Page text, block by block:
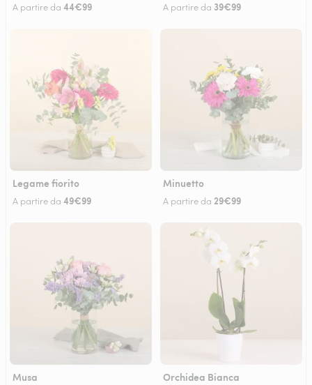
A partire da 44€99 A partire da 39€99
Legame fiorito
A partire da 49€99
Minuetto
A partire da 29€99
Musa Orchidea Bianca